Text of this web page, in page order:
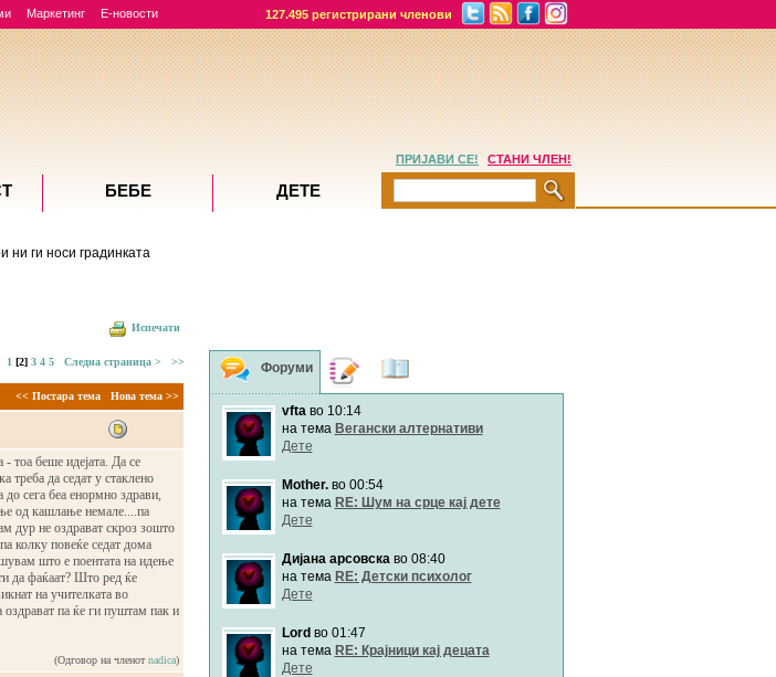
Маркетинг Е-новости 127.495 регистрирани членови
ни ги носи градинката
Испечати
1 [2] 3 4 5 Следна страница > >>
<< Постара тема Нова тема >>
тоа беше идејата. Да се
треба да седат у стаклено
до сега беа енормно здрави,
од кашлање немале....па
дур не оздрават скроз зошто
колку повеќе седат дома
што е поентата на идење
да фаќаат? Што ред ќе
на учителката во
оздрават па ќе ги пуштам пак и
(Одговор на членотnadica)
Форуми Дневници
vftaво 10:14
на тема Вегански алтернативи
Дете
Mother.во 00:54
на тема RE: Шум на срце кај дете
Дете
Дијана арсовскаво 08:40
на тема RE: Детски психолог
Дете
Lord во 01:47
на тема RE: Крајници кај децата
Дете
ПРИЈАВИ СЕ! СТАНИ ЧЛЕН!
БЕБЕ ДЕТЕ